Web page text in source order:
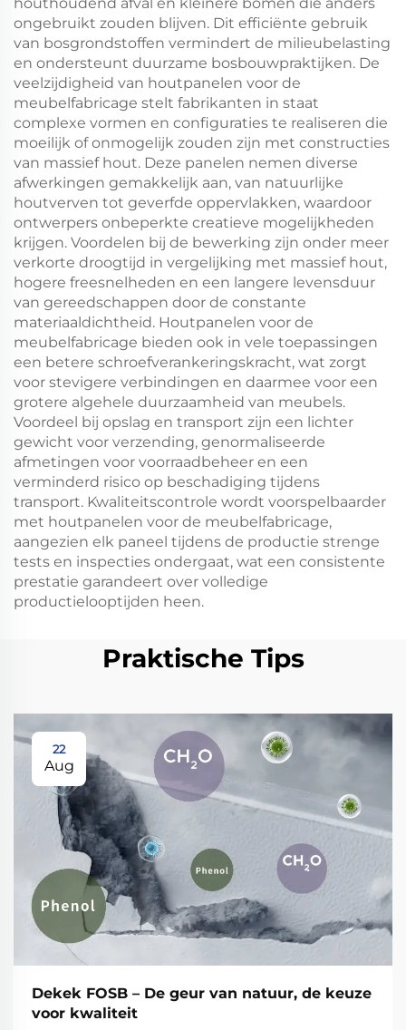
ongebruikt zouden blijven. Dit efficiënte gebruik
van bosgrondstoffen vermindert de milieubelasting
en ondersteunt duurzame bosbouwpraktijken. De
veelzijdigheid van houtpanelen voor de
meubelfabricage stelt fabrikanten in staat
complexe vormen en configuraties te realiseren die
moeilijk of onmogelijk zouden zijn met constructies
van massief hout. Deze panelen nemen diverse
afwerkingen gemakkelijk aan, van natuurlijke
houtverven tot geverfde oppervlakken, waardoor
ontwerpers onbeperkte creatieve mogelijkheden
krijgen. Voordelen bij de bewerking zijn onder meer
verkorte droogtijd in vergelijking met massief hout,
hogere freesnelheden en een langere levensduur
van gereedschappen door de constante
materiaaldichtheid. Houtpanelen voor de
meubelfabricage bieden ook in vele toepassingen
een betere schroefverankeringskracht, wat zorgt
voor stevigere verbindingen en daarmee voor een
grotere algehele duurzaamheid van meubels.
Voordeel bij opslag en transport zijn een lichter
gewicht voor verzending, genormaliseerde
afmetingen voor voorraadbeheer en een
verminderd risico op beschadiging tijdens
transport. Kwaliteitscontrole wordt voorspelbaarder
met houtpanelen voor de meubelfabricage,
aangezien elk paneel tijdens de productie strenge
tests en inspecties ondergaat, wat een consistente
prestatie garandeert over volledige
productielooptijden heen.
Praktische Tips
22
Aug
Dekek FOSB – De geur van natuur, de keuze
voor kwaliteit